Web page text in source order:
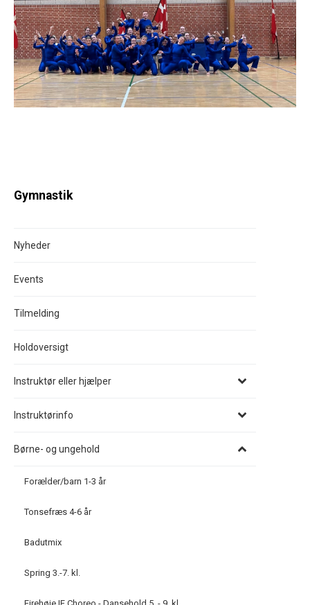
Gymnastik
Nyheder
Events
Tilmelding
Holdoversigt
Instruktør eller hjælper
Instruktørinfo
Børne- og ungehold
Forælder/barn 1-3 år
Tonsefræs 4-6 år
Badutmix
Spring 3.-7. kl.